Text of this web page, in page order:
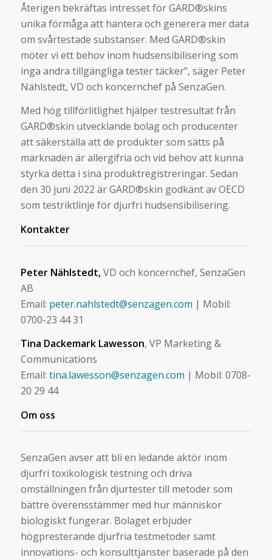
Återigen bekräftas intresset för GARD®skins
unika förmåga att hantera och generera mer data
om svårtestade substanser. Med GARD®skin
möter vi ett behov inom hudsensibilisering som
inga andra tillgängliga tester täcker”, säger Peter
Nählstedt, VD och koncernchef på SenzaGen.
Med hög tillförlitlighet hjälper testresultat från
GARD®skin utvecklande bolag och producenter
att säkerställa att de produkter som sätts på
marknaden är allergifria och vid behov att kunna
styrka detta i sina produktregistreringar. Sedan
den 30 juni 2022 är GARD®skin godkänt av OECD
som testriktlinje för djurfri hudsensibilisering.
Kontakter
Peter Nählstedt,VD och koncernchef, SenzaGen
AB
Email: peter.nahlstedt@senzagen.com | Mobil:
0700-23 44 31
Tina Dackemark Lawesson, VP Marketing &
Communications
Email: tina.lawesson@senzagen.com | Mobil: 0708-
20 29 44
Om oss
SenzaGen avser att bli en ledande aktör inom
djurfri toxikologisk testning och driva
omställningen från djurtester till metoder som
bättre överensstämmer med hur människor
biologiskt fungerar. Bolaget erbjuder
högpresterande djurfria testmetoder samt
innovations- och konsulttjänster baserade på den